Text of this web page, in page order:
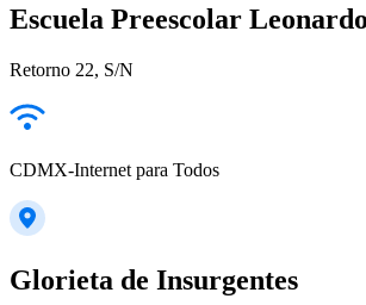
Escuela Preescolar
Retorno 22, S/N
CDMX-Internet para Todos
Glorieta de Insurgentes